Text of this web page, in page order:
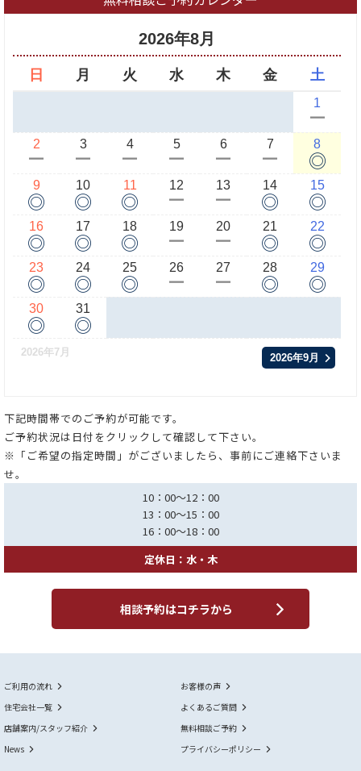
2026年8月
日 月 火 水 木 金 土
1
ー
2
ー
3
ー
4
ー
5
ー
6
ー
7
ー
8
◎
9
◎
10
◎
11
◎
12
ー
13
ー
14
◎
15
◎
16
◎
17
◎
18
◎
19
ー
20
ー
21
◎
22
◎
23
◎
24
◎
25
◎
26
ー
27
ー
28
◎
29
◎
30
◎
31
◎
2026年7月 2026年9月
下記時間帯でのご予約が可能です。
ご予約状況は日付をクリックして確認して下さい。
※「ご希望の指定時間」がございましたら、事前にご連絡下さいま
せ。
10：00～12：00
13：00～15：00
16：00～18：00
定休日：水・木
相談予約はコチラから
ご利用の流れ
お客様の声
住宅会社一覧
よくあるご質問
店舗案内/スタッフ紹介
無料相談ご予約
News
プライバシーポリシー